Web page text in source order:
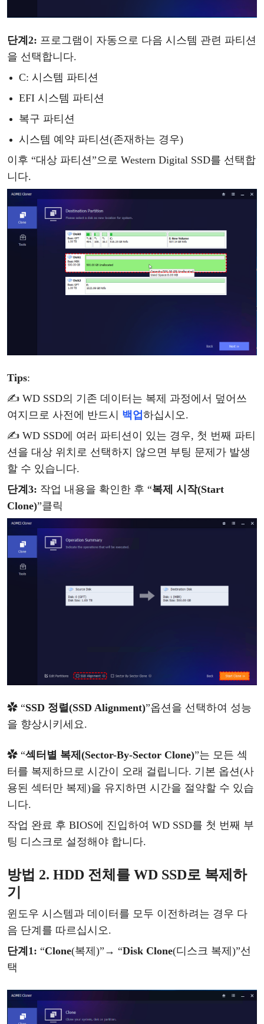
단계 2: 프로그램이 자동으로 다음 시스템 관련 파티션
을 선택합니다.
C: 시스템 파티션
EFI 시스템 파티션
복구 파티션
시스템 예약 파티션(존재하는 경우)
이후 “대상 파티션” 으 로 Western Digital SSD를 선택합
니다.
Tips:
✍ WD SSD의 기존 데이터는 복제 과정에서 덮어쓰
여지므로 사전에 반드시 백업 하십시오.
✍ WD SSD에 여러 파티션이 있는 경우, 첫 번째 파티
션을 대상 위치로 선택하지 않으면 부팅 문제가 발생
할 수 있습니다.
단계 3: 작업 내용을 확인한 후 “복제 시작(Start
Clone)”클릭
✿ “SSD 정렬(SSD Alignment)”옵션을 선택하여 성능
을 향상시키세요.
✿ “섹터 별 복제 (Sector-By-Sector Clone)”는 모든 섹
터를 복제하므로 시간이 오래 걸립니다. 기본 옵션(사
용된 섹터만 복제)을 유지하면 시간을 절약할 수 있습
니다.
작업 완료 후 BIOS에 진입하여 WD SSD를 첫 번째 부
팅 디스크로 설정해야 합니다.
방법 2. HDD 전체를 WD SSD로 복제 하
기
윈도우 시스템과 데이터를 모두 이전하려는 경우 다
음 단계를 따르십시오.
단계 1: “Clone(복제)” → “Disk Clone(디스크 복제)”선
택